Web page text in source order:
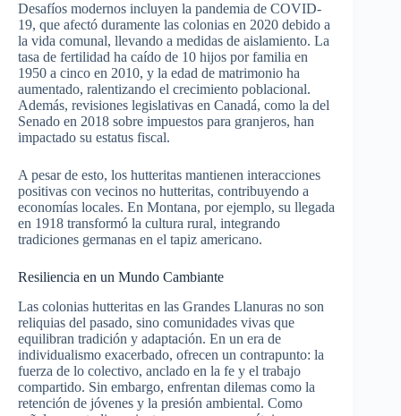
Desafíos modernos incluyen la pandemia de COVID-
19, que afectó duramente las colonias en 2020 debido a
la vida comunal, llevando a medidas de aislamiento. La
tasa de fertilidad ha caído de 10 hijos por familia en
1950 a cinco en 2010, y la edad de matrimonio ha
aumentado, ralentizando el crecimiento poblacional.
Además, revisiones legislativas en Canadá, como la del
Senado en 2018 sobre impuestos para granjeros, han
impactado su estatus fiscal.
A pesar de esto, los hutteritas mantienen interacciones
positivas con vecinos no hutteritas, contribuyendo a
economías locales. En Montana, por ejemplo, su llegada
en 1918 transformó la cultura rural, integrando
tradiciones germanas en el tapiz americano.
Resiliencia en un Mundo Cambiante
Las colonias hutteritas en las Grandes Llanuras no son
reliquias del pasado, sino comunidades vivas que
equilibran tradición y adaptación. En un era de
individualismo exacerbado, ofrecen un contrapunto: la
fuerza de lo colectivo, anclado en la fe y el trabajo
compartido. Sin embargo, enfrentan dilemas como la
retención de jóvenes y la presión ambiental. Como